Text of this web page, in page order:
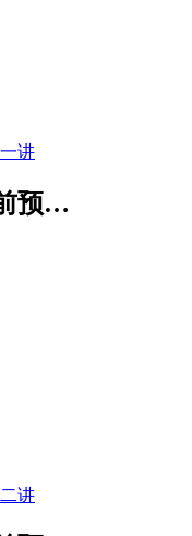
预…